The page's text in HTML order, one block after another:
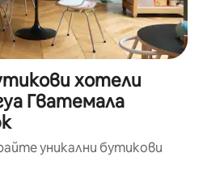
хотели
Гватемала
уникални бутикови